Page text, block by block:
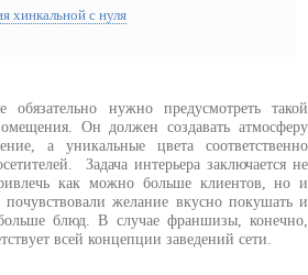
хинкальной с нуля
обязательно нужно предусмотреть такой
Он должен создавать атмосферу
а уникальные цвета соответственно
Задача интерьера заключается не
как можно больше клиентов, но и
почувствовали желание вкусно покушать и
блюд. В случае франшизы, конечно,
всей концепции заведений сети.